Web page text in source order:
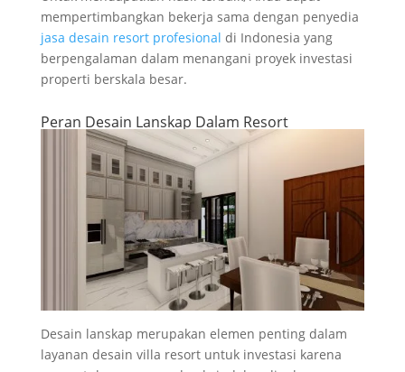
mempertimbangkan bekerja sama dengan penyedia
jasa desain resort profesional di Indonesia yang
berpengalaman dalam menangani proyek investasi
properti berskala besar.
Peran Desain Lanskap Dalam Resort
Desain lanskap merupakan elemen penting dalam
layanan desain villa resort untuk investasi karena